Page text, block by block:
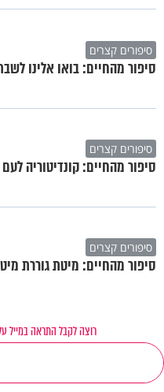
סיפורים קצרים
סיפור מהחיים: בואו אלינו
סיפורים קצרים
סיפור מהחיים: קונדיטוריה לעם
סיפורים קצרים
סיפור מהחיים: מיטת גוררת
רוצה לקבל התראה במייל